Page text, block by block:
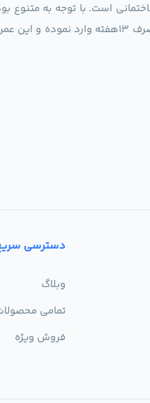
است. با توجه به متنوع
مجموعه ما در نظر دارد کالاهای تخصصی شما عزیزان
دسترسی
وبلاگ
تمامی
فروش ویژه